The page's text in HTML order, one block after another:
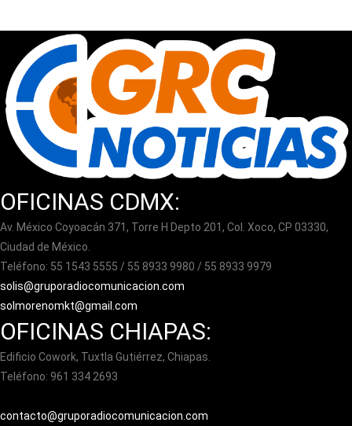
OFICINAS CDMX:
Av. México Coyoacán 371, Torre H Depto 201, Col. Xoco, CP 03330,
Ciudad de México.
Teléfono: 55 1543 5555 / 55 8933 9980 / 55 8933 9979
solis@gruporadiocomunicacion.com
solmorenomkt@gmail.com
OFICINAS CHIAPAS:
Edificio Cowork, Tuxtla Gutiérrez, Chiapas.
Teléfono: 961 334 2693
contacto@gruporadiocomunicacion.com